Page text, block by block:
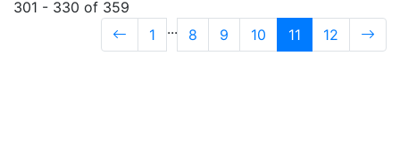
301 - 330 of 359
1
... 8 9 10
11
12